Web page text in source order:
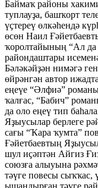
Баймаҡ районы
туплауҙа, башҡорт
үҫтереү өлкәһендә
өсөн Наил
ҡоролтайының “Ал да
райондаштары
Бәләкәйҙән нимәгә
өйрәнгән автор
еңеүе “Әлфиә” романы
ҡалғас, “Бабич”
да оло еңеү тип
Яҙыусылар берлеге
сағы “Ҡара ҡумта”
Ғәйетбаевтың
шул иҫәптән Айгиз
союзға алыуына
тәүге повесы сыҡҡас,
ышандырған тәүге